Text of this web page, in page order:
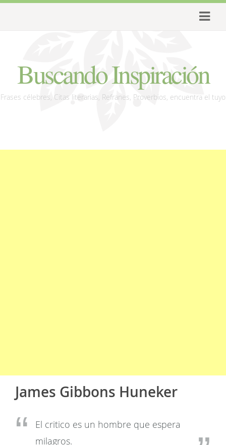
Buscando Inspiración
Frases célebres, Citas literarias, Refranes, Proverbios, encuentra el tuyo
James Gibbons Huneker
El critico es un hombre que espera
milagros.